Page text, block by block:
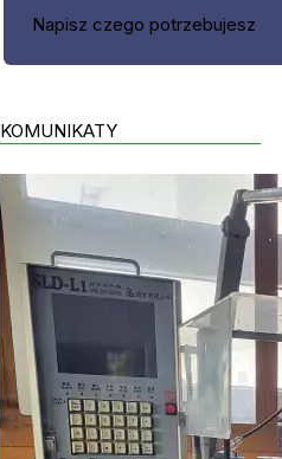
Napisz czego potrzebujesz
KOMUNIKATY